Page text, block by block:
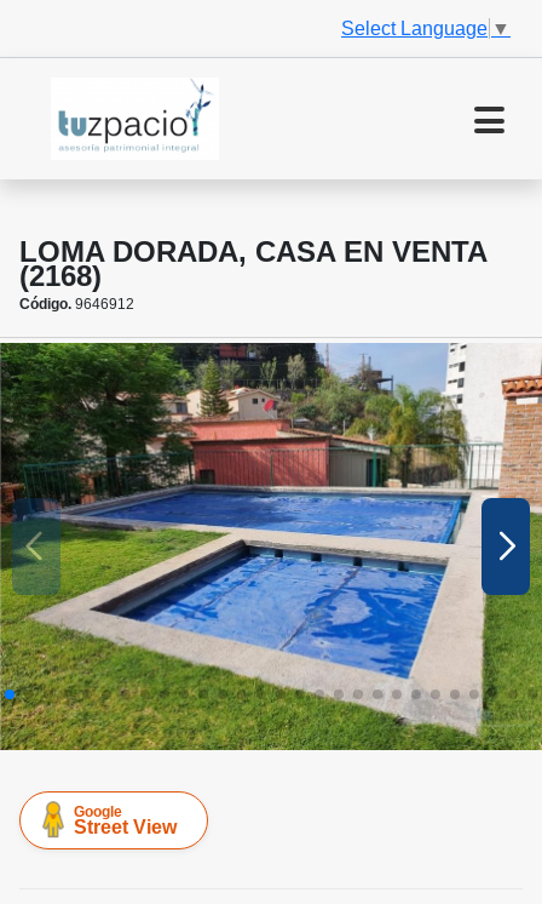
Select Language ▼
LOMA DORADA, CASA EN VENTA
(2168)
Código. 9646912
Google
Street View